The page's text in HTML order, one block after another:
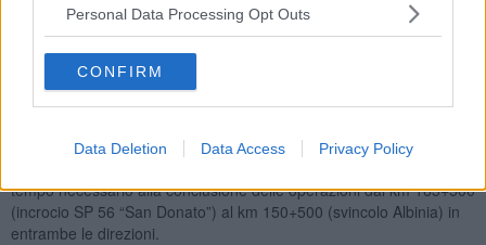
Personal Data Processing Opt Outs
CONFIRM
Data Deletion Data Access Privacy Policy
“Costa d’Argento”, Italgas Reti Spa e Acquedotto del Fiora Spa.
L'ordinanza individua le misure di sicurezza che saranno adottate,
a partire dalla delimitazione di una
disinnesco dell'ordigno, con conseguente
del Comune di Orbetello, di tutti coloro che risiedono all’interno di
tempo necessario alla conclusione delle operazioni dal km 163+500
(incrocio SP 56 “San Donato”) al km 150+500 (svincolo Albinia) in
entrambe le direzioni.